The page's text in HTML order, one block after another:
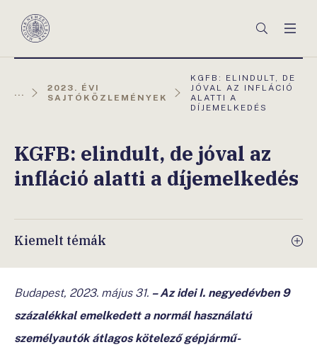
Magyar
Keresés
...
2023. ÉVI
SAJTÓKÖZLEMÉNYEK
AKTUÁLIS
OLDAL:
KGFB: ELINDULT, DE
JÓVAL AZ INFLÁCIÓ
ALATTI A
DÍJEMELKEDÉS
KGFB: elindult, de jóval az
infláció alatti a díjemelkedés
Kiemelt témák
Budapest, 2023. május 31. – Az idei I. negyedévben 9
százalékkal emelkedett a normál használatú
személyautók átlagos kötelező gépjármű-